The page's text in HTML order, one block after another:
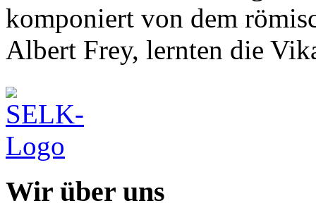
komponiert von dem
Albert Frey, lernten die
Wir über uns